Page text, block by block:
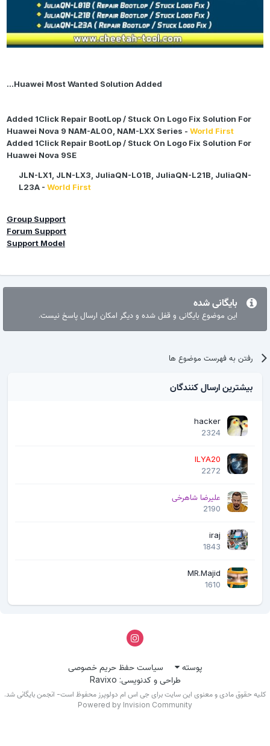
Huawei Most Wanted Solution Added...
Added 1Click Repair BootLop / Stuck On Logo Fix Solution For
Huawei Nova 9 NAM-AL00, NAM-LXX Series -World First
Added 1Click Repair BootLop / Stuck On Logo Fix Solution For
Huawei Nova 9SE
JLN-LX1, JLN-LX3, JuliaQN-L01B, JuliaQN-L21B, JuliaQN-
L23A -World First
Group Support
Forum Support
Support Model
بایگانی شده
این موضوع بایگانی و قفل شده و دیگر امکان ارسال پاسخ نیست.
رفتن به فهرست موضوع ها
بیشترین ارسال کنندگان
hacker
2324
ILYA20
2272
علیرضا شاهرخی
2190
iraj
1843
MR.Majid
1610
پوسته
سیاست حفظ حریم خصوصی
طراحی و کدنویسی: Ravixo
حقوق مادی و معنوی این سایت برای جی اس ام دولوپرز محفوظ است- انجمن بایگانی شد.
Powered by Invision Community